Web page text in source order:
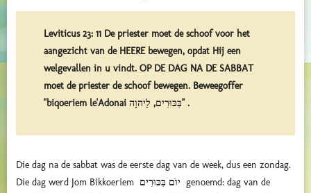
Leviticus 23: 11 De priester moet de schoof voor het
aangezicht van de HEERE bewegen, opdat Hij een
welgevallen in u vindt. OP DE DAG NA DE SABBAT
moet de priester de schoof bewegen. Beweegoffer
"biqoeriem le'Adonai בִּכּוּרִים, לַיהוָה" .
Die dag na de sabbat was de eerste dag van de week, dus een zondag.
Die dag werd Jom Bikkoeriem יוֺם בִּכּוּרִים
genoemd: dag van de